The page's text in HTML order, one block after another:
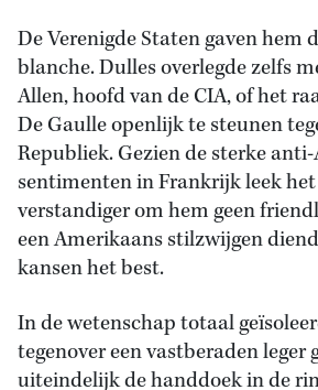
De Verenigde Staten gaven hem
blanche. Dulles overlegde zelfs
Allen, hoofd van de CIA, of het
De Gaulle openlijk te steunen
Republiek. Gezien de sterke
sentimenten in Frankrijk leek
verstandiger om hem geen
een Amerikaans stilzwijgen
kansen het best.
In de wetenschap totaal
tegenover een vastberaden
uiteindelijk de handdoek in de